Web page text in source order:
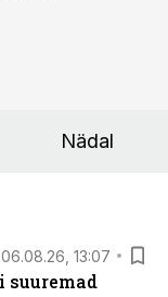
Nädal
06.08.26, 13:07
suuremad